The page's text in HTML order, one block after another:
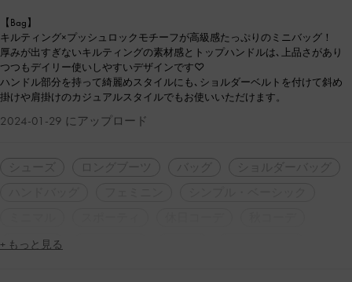
【Bag】
キルティング×プッシュロックモチーフが高級感たっぷりのミニバッグ！
厚みが出すぎないキルティングの素材感とトップハンドルは､上品さがあり
つつもデイリー使いしやすいデザインです♡
ハンドル部分を持って綺麗めスタイルにも､ショルダーベルトを付けて斜め
掛けや肩掛けのカジュアルスタイルでもお使いいただけます。
2024-01-29 にアップロード
シューズ ロングブーツ
冬コーデ
+ もっと見る